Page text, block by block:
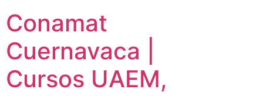
Conamat
Cuernavaca |
Cursos UAEM,